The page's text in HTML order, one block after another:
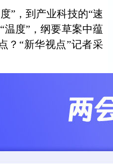
”，到产业科技的“速
温度”，纲要草案中蕴
？“新华视点”记者采